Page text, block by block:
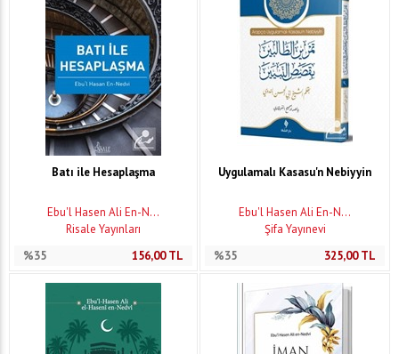
Batı ile Hesaplaşma
Ebu'l Hasen Ali En-N...
Risale Yayınları
%35
156,00TL
Uygulamalı Kasasu'n Nebiyyin
Ebu'l Hasen Ali En-N...
Şifa Yayınevi
%35
325,00TL